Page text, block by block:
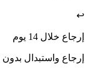
↩️
إرجاع خلال 14 يوم
إرجاع واستبدال